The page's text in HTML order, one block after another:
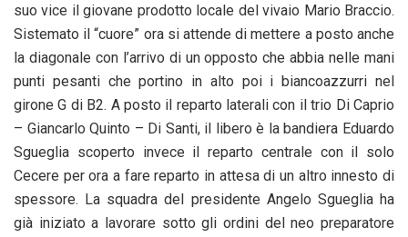
suo vice il giovane prodotto locale del vivaio Mario Braccio.
Sistemato il “cuore” ora si attende di mettere a posto anche
la diagonale con l’arrivo di un opposto che abbia nelle mani
punti pesanti che portino in alto poi i biancoazzurri nel
girone G di B2. A posto il reparto laterali con il trio Di Caprio
– Giancarlo Quinto – Di Santi, il libero è la bandiera Eduardo
Sgueglia scoperto invece il reparto centrale con il solo
Cecere per ora a fare reparto in attesa di un altro innesto di
spessore. La squadra del presidente Angelo Sgueglia ha
già iniziato a lavorare sotto gli ordini del neo preparatore